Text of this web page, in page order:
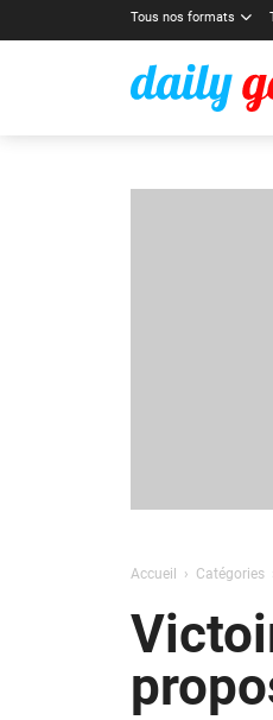
Tous nos formats
Accueil Catégories